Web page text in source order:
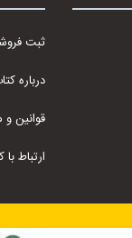
ثبت
درباره
قوانین و
ارتباط